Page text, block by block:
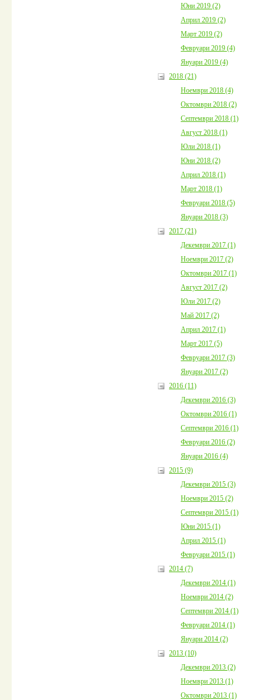
Юни 2019 (2)
Април 2019 (2)
Март 2019 (2)
Февруари 2019 (4)
Януари 2019 (4)
2018 (21)
Ноември 2018 (4)
Октомври 2018 (2)
Септември 2018 (1)
Август 2018 (1)
Юли 2018 (1)
Юни 2018 (2)
Април 2018 (1)
Март 2018 (1)
Февруари 2018 (5)
Януари 2018 (3)
2017 (21)
Декември 2017 (1)
Ноември 2017 (2)
Октомври 2017 (1)
Август 2017 (2)
Юли 2017 (2)
Май 2017 (2)
Април 2017 (1)
Март 2017 (5)
Февруари 2017 (3)
Януари 2017 (2)
2016 (11)
Декември 2016 (3)
Октомври 2016 (1)
Септември 2016 (1)
Февруари 2016 (2)
Януари 2016 (4)
2015 (9)
Декември 2015 (3)
Ноември 2015 (2)
Септември 2015 (1)
Юни 2015 (1)
Април 2015 (1)
Февруари 2015 (1)
2014 (7)
Декември 2014 (1)
Ноември 2014 (2)
Септември 2014 (1)
Февруари 2014 (1)
Януари 2014 (2)
2013 (10)
Декември 2013 (2)
Ноември 2013 (1)
Октомври 2013 (1)